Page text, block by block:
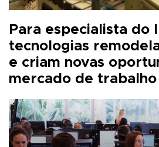
Para especialista do
tecnologias
e criam novas
mercado de trabalho